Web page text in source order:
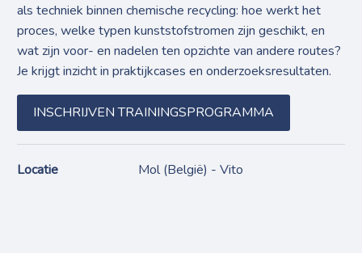
als techniek binnen chemische recycling: hoe werkt het
proces, welke typen kunststofstromen zijn geschikt, en
wat zijn voor- en nadelen ten opzichte van andere routes?
Je krijgt inzicht in praktijkcases en onderzoeksresultaten.
INSCHRIJVEN TRAININGSPROGRAMMA
Locatie Mol (België) - Vito